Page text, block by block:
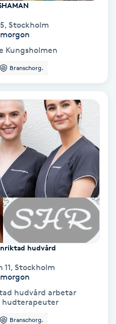
, Stockholm
Kungsholmen
Branschorg.
hudvård
, Stockholm
hudvård arbetar
hudterapeuter
Branschorg.